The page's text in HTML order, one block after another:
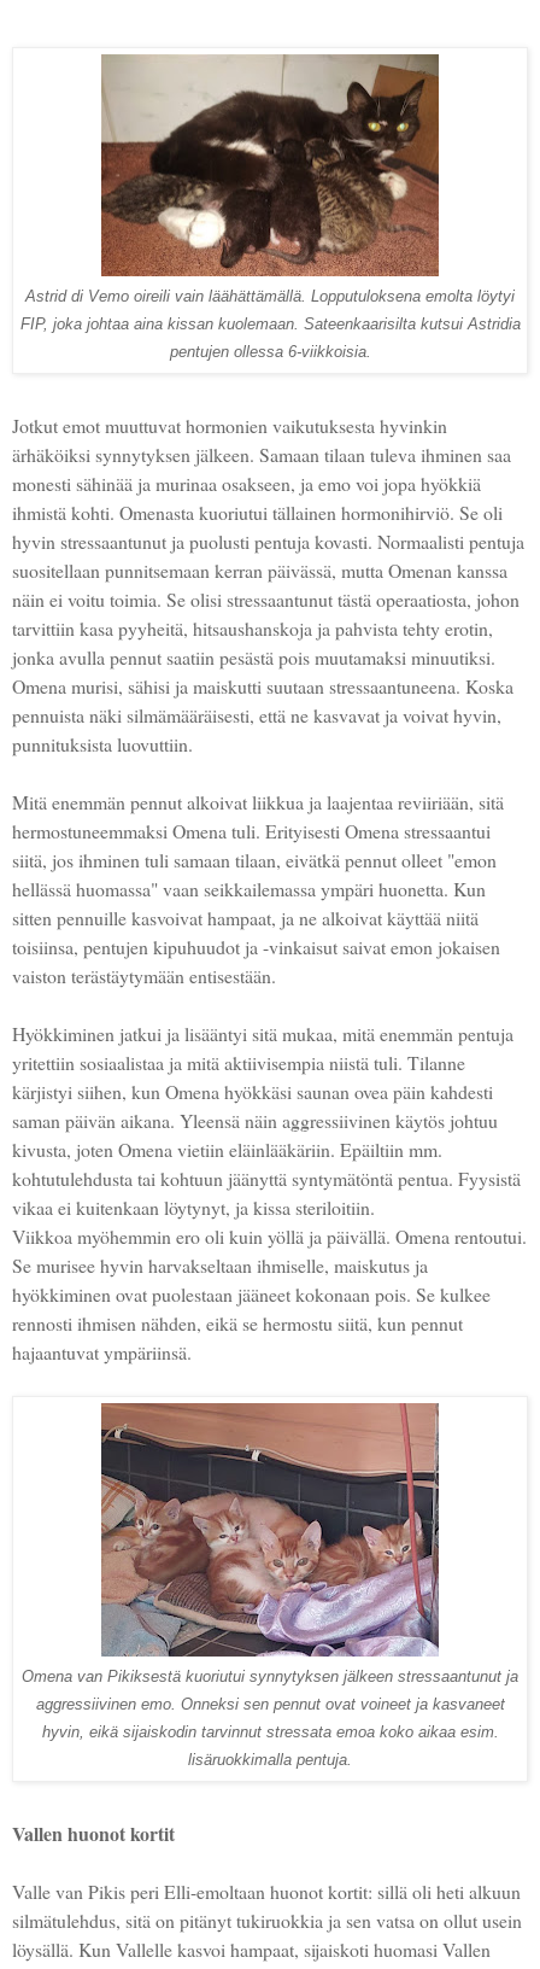
Astrid di Vemo oireili vain läähättämällä. Lopputuloksena emolta löytyi
FIP, joka johtaa aina kissan kuolemaan. Sateenkaarisilta kutsui Astridia
pentujen ollessa 6-viikkoisia.
Jotkut emot muuttuvat hormonien vaikutuksesta hyvinkin
ärhäköiksi synnytyksen jälkeen. Samaan tilaan tuleva ihminen saa
monesti sähinää ja murinaa osakseen, ja emo voi jopa hyökkiä
ihmistä kohti. Omenasta kuoriutui tällainen hormonihirviö. Se oli
hyvin stressaantunut ja puolusti pentuja kovasti. Normaalisti pentuja
suositellaan punnitsemaan kerran päivässä, mutta Omenan kanssa
näin ei voitu toimia. Se olisi stressaantunut tästä operaatiosta, johon
tarvittiin kasa pyyheitä, hitsaushanskoja ja pahvista tehty erotin,
jonka avulla pennut saatiin pesästä pois muutamaksi minuutiksi.
Omena murisi, sähisi ja maiskutti suutaan stressaantuneena. Koska
pennuista näki silmämääräisesti, että ne kasvavat ja voivat hyvin,
punnituksista luovuttiin.
Mitä enemmän pennut alkoivat liikkua ja laajentaa reviiriään, sitä
hermostuneemmaksi Omena tuli. Erityisesti Omena stressaantui
siitä, jos ihminen tuli samaan tilaan, eivätkä pennut olleet "emon
hellässä huomassa" vaan seikkailemassa ympäri huonetta. Kun
sitten pennuille kasvoivat hampaat, ja ne alkoivat käyttää niitä
toisiinsa, pentujen kipuhuudot ja -vinkaisut saivat emon jokaisen
vaiston terästäytymään entisestään.
Hyökkiminen jatkui ja lisääntyi sitä mukaa, mitä enemmän pentuja
yritettiin sosiaalistaa ja mitä aktiivisempia niistä tuli. Tilanne
kärjistyi siihen, kun Omena hyökkäsi saunan ovea päin kahdesti
saman päivän aikana. Yleensä näin aggressiivinen käytös johtuu
kivusta, joten Omena vietiin eläinlääkäriin. Epäiltiin mm.
kohtutulehdusta tai kohtuun jäänyttä syntymätöntä pentua. Fyysistä
vikaa ei kuitenkaan löytynyt, ja kissa steriloitiin.
Viikkoa myöhemmin ero oli kuin yöllä ja päivällä. Omena rentoutui.
Se murisee hyvin harvakseltaan ihmiselle, maiskutus ja
hyökkiminen ovat puolestaan jääneet kokonaan pois. Se kulkee
rennosti ihmisen nähden, eikä se hermostu siitä, kun pennut
hajaantuvat ympäriinsä.
Omena van Pikiksestä kuoriutui synnytyksen jälkeen stressaantunut ja
aggressiivinen emo. Onneksi sen pennut ovat voineet ja kasvaneet
hyvin, eikä sijaiskodin tarvinnut stressata emoa koko aikaa esim.
lisäruokkimalla pentuja.
Vallen huonot kortit
Valle van Pikis peri Elli-emoltaan huonot kortit: sillä oli heti alkuun
silmätulehdus, sitä on pitänyt tukiruokkia ja sen vatsa on ollut usein
löysällä. Kun Vallelle kasvoi hampaat, sijaiskoti huomasi Vallen